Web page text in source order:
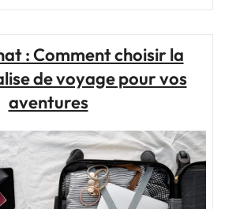
Ultime
Valise
de
en
Cabine
:
Pratique
et
Élégante
: Comment choisir la
de voyage pour vos
aventures